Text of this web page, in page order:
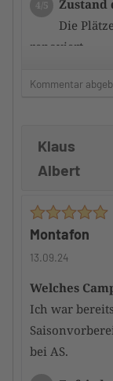
4/5
Zustand
Die
renoviert
3/5
Frühstück
Service nett
besser sein.
Würdest du
Kommentar
Klaus
Albert
Montafon
13.09.24
Welches
Ich war
bei AS.